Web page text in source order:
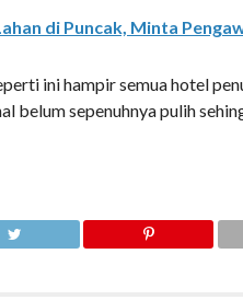
di Puncak, Minta
ini hampir semua hotel
belum sepenuhnya pulih